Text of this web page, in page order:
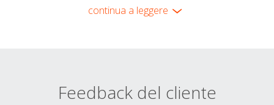
continua a leggere
Feedback del cliente